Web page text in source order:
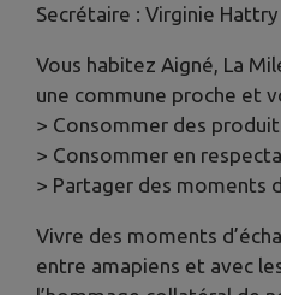
Secrétaire : Virginie
Vous habitez Aigné, La
une commune proche et
> Consommer des
> Consommer en
> Partager des moments
Vivre des moments
entre amapiens et avec